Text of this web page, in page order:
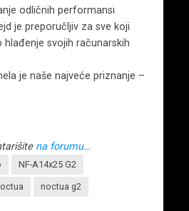
odličnih performansi
je preporučljiv za sve koji
svojih računarskih
je naše najveće priznanje –
na forumu…
NF-A14x25 G2
noctua g2